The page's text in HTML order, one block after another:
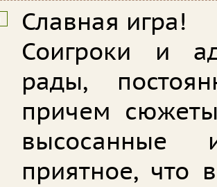
Славная игра!
Соигроки и
рады,
причем
высосанные
приятное, что